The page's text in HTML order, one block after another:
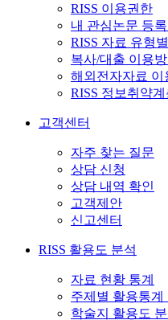
RISS 이용권한
내 관심논문 등
RISS 자료 유형
복사/대출 이용
해외전자자료 이
RISS 정보취약
고객센터
자주 찾는 질문
상담 신청
상담 내역 확인
고객제안
신고센터
RISS 활용도 분석
자료 현황 통계
주제별 활용통계
학술지 활용도